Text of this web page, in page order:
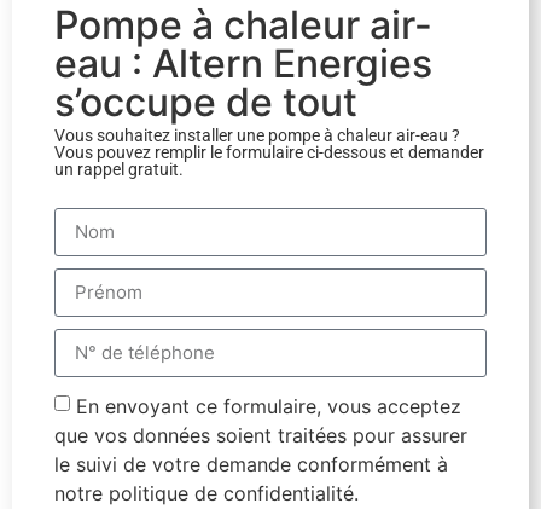
Pompe à chaleur air-
eau : Altern Energies
s’occupe de tout
Vous souhaitez installer une pompe à chaleur air-eau ?
Vous pouvez remplir le formulaire ci-dessous et demander
un rappel gratuit.
En envoyant ce formulaire, vous acceptez
que vos données soient traitées pour assurer
le suivi de votre demande conformément à
notre politique de confidentialité.